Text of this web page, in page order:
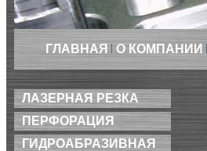
ГЛАВНАЯ О КОМПАНИИ
ЛАЗЕРНАЯ РЕЗКА
ПЕРФОРАЦИЯ
ГИДРОАБРАЗИВНАЯ